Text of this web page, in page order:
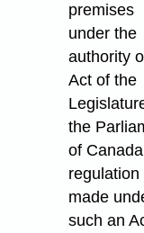
premises
under the
authority
Act of the
the
of
regulation
made
such an